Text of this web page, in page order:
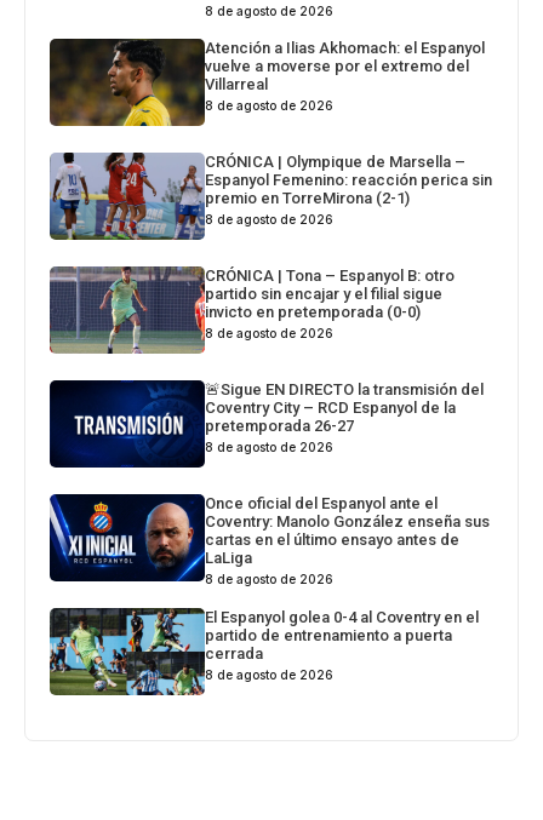
8 de agosto de 2026
Atención a Ilias Akhomach: el Espanyol
vuelve a moverse por el extremo del
Villarreal
8 de agosto de 2026
CRÓNICA | Olympique de Marsella –
Espanyol Femenino: reacción perica sin
premio en TorreMirona (2-1)
8 de agosto de 2026
CRÓNICA | Tona – Espanyol B: otro
partido sin encajar y el filial sigue
invicto en pretemporada (0-0)
8 de agosto de 2026
🚨Sigue EN DIRECTO la transmisión del
Coventry City – RCD Espanyol de la
pretemporada 26-27
8 de agosto de 2026
Once oficial del Espanyol ante el
Coventry: Manolo González enseña sus
cartas en el último ensayo antes de
LaLiga
8 de agosto de 2026
El Espanyol golea 0-4 al Coventry en el
partido de entrenamiento a puerta
cerrada
8 de agosto de 2026